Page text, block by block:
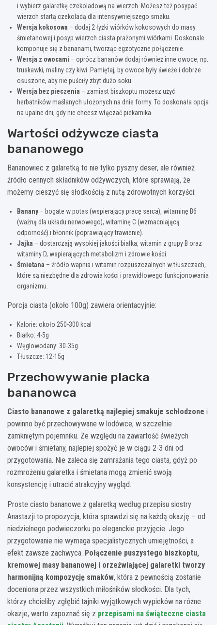
i wybierz galaretkę czekoladową na wierzch. Możesz też posypać
wierzch startą czekoladą dla intensywniejszego smaku.
Wersja kokosowa – dodaj 2 łyżki wiórków kokosowych do masy
śmietanowej i posyp wierzch ciasta prażonymi wiórkami. Doskonale
komponuje się z bananami, tworząc egzotyczne połączenie.
Wersja z owocami – oprócz bananów dodaj również inne owoce, np.
truskawki, maliny czy kiwi. Pamiętaj, by owoce były świeże i dobrze
osuszone, aby nie puściły zbyt dużo soku.
Wersja bez pieczenia – zamiast biszkoptu możesz użyć
herbatników maślanych ułożonych na dnie formy. To doskonała opcja
na upalne dni, gdy nie chcesz włączać piekarnika.
Wartości odżywcze ciasta
bananowego
Bananowiec z galaretką to nie tylko pyszny deser, ale również
źródło cennych składników odżywczych, które sprawiają, że
możemy cieszyć się słodkością z nutą zdrowotnych korzyści:
Banany– bogate w potas (wspierający pracę serca), witaminę B6
(ważną dla układu nerwowego), witaminę C (wzmacniającą
odporność) i błonnik (poprawiający trawienie).
Jajka – dostarczają wysokiej jakości białka, witamin z grupy B oraz
witaminy D, wspierających metabolizm i zdrowie kości.
Śmietana – źródło wapnia i witamin rozpuszczalnych w tłuszczach,
które są niezbędne dla zdrowia kości i prawidłowego funkcjonowania
organizmu.
Porcja ciasta (około 100g) zawiera orientacyjnie:
Kalorie: około 250-300 kcal
Białko: 4-5g
Węglowodany: 30-35g
Tłuszcze: 12-15g
Przechowywanie placka
bananowca
Ciasto bananowe z galaretką najlepiej smakuje schłodzone i
powinno być przechowywane w lodówce, w szczelnie
zamkniętym pojemniku. Ze względu na zawartość świeżych
owoców i śmietany, najlepiej spożyć je w ciągu 2-3 dni od
przygotowania. Nie zaleca się zamrażania tego ciasta, gdyż po
rozmrożeniu galaretka i śmietana mogą zmienić swoją
konsystencję i utracić atrakcyjny wygląd.
Proste ciasto bananowe z galaretką według przepisu siostry
Anastazji to propozycja, która sprawdzi się na każdą okazję – od
niedzielnego podwieczorku po eleganckie przyjęcie. Jego
przygotowanie nie wymaga specjalistycznych umiejętności, a
efekt zawsze zachwyca. Połączenie puszystego biszkoptu,
kremowej masy bananowej i orzeźwiającej galaretki tworzy
harmonijną kompozycję smaków, która z pewnością zostanie
doceniona przez wszystkich miłośników słodkości. Dla tych,
którzy chcieliby zgłębić tajniki wyjątkowych wypieków na różne
okazje, warto zapoznać się z przepisami na świąteczne ciasta